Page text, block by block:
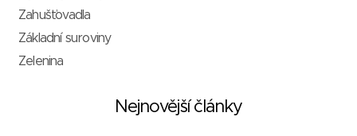
Zahušťovadla
Základní suroviny
Zelenina
Nejnovější články